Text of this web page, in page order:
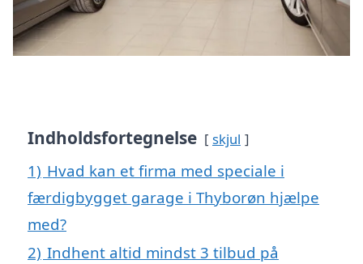
Indholdsfortegnelse skjul
1) Hvad kan et firma med speciale i
færdigbygget garage i Thyborøn hjælpe
med?
2) Indhent altid mindst 3 tilbud på